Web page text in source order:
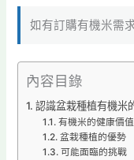
如有訂購有機米需
內容目錄
認識盆栽種植有機米
有機米的健康價值
盆栽種植的優勢
可能面臨的挑戰